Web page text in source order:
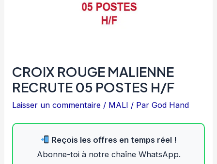
CROIX ROUGE MALIENNE
RECRUTE 05 POSTES H/F
Laisser un commentaire / MALI / ParGod Hand
Reçois les offres en temps réel !
Abonne-toi à notre chaîne WhatsApp.